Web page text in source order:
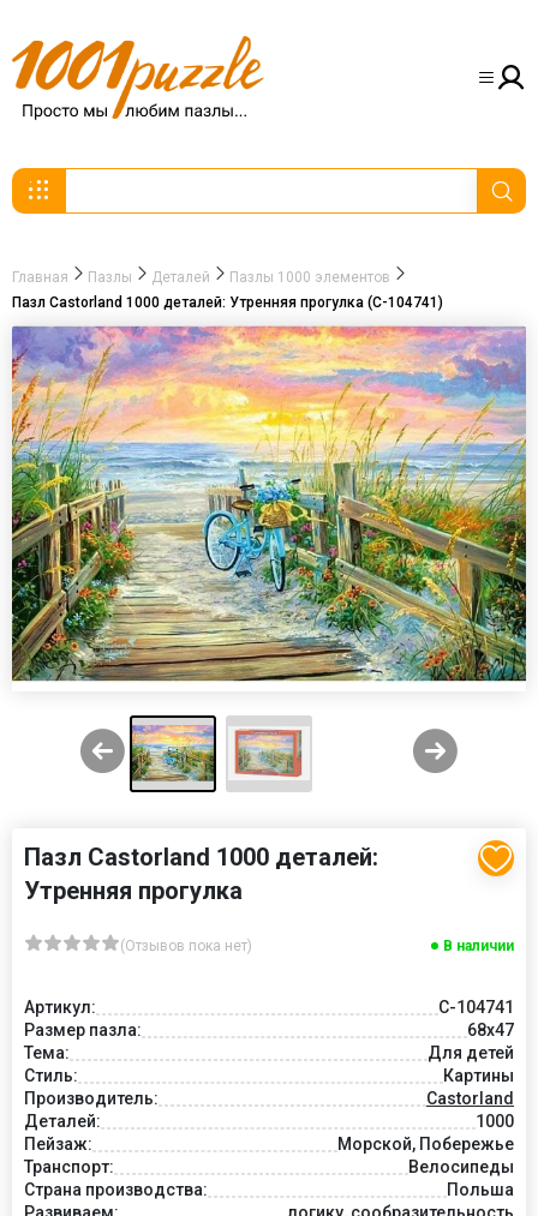
Главная Пазлы Деталей
Пазлы 1000 элементов
Пазл Castorland 1000 деталей: Утренняя прогулка (C-104741)
Пазл Castorland 1000 деталей:
Утренняя прогулка
(Отзывов пока нет) В наличии
Артикул:
C-104741
Размер пазла:
68x47
Тема:
Для детей
Стиль:
Картины
Производитель:
Castorland
Деталей:
1000
Пейзаж:
Морской, Побережье
Транспорт:
Велосипеды
Страна производства:
Польша
Развиваем:
логику, сообразительность